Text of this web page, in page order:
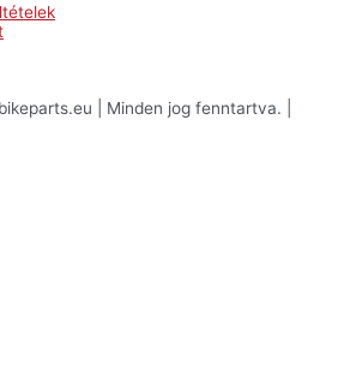
| Minden jog fenntartva. |